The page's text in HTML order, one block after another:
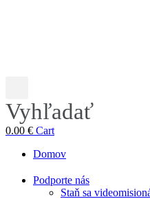
Vyhľadať
0.00 € Cart
Domov
Podporte nás
Staň sa